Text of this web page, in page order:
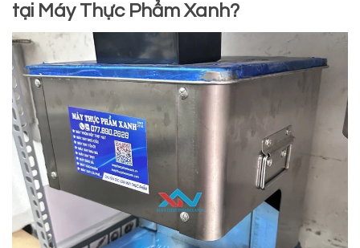
tại Máy Thực Phẩm Xanh?